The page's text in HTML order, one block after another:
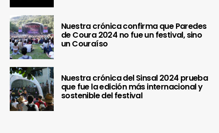
Nuestra crónica confirma que Paredes
de Coura 2024 no fue un festival, sino
un Couraíso
Nuestra crónica del Sinsal 2024 prueba
que fue la edición más internacional y
sostenible del festival